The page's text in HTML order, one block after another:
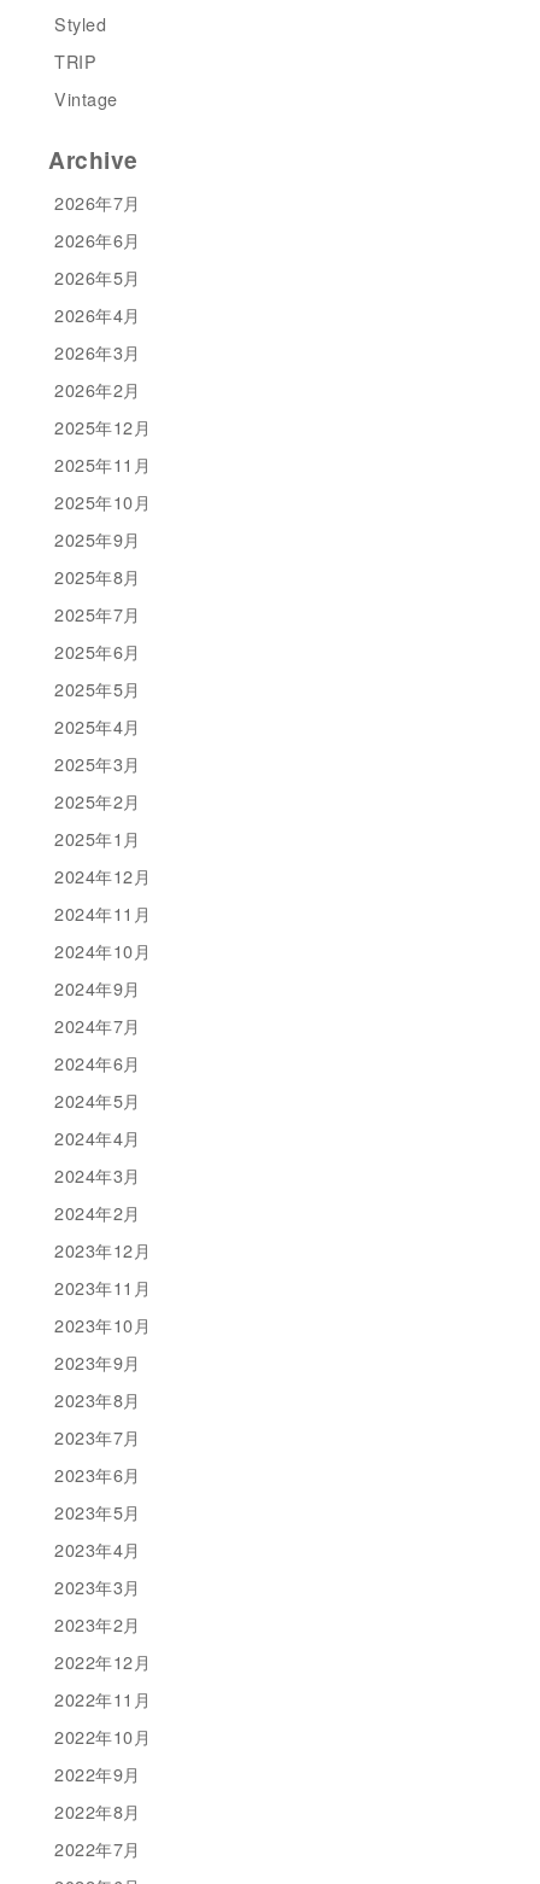
Styled
TRIP
Vintage
Archive
2026年7月
2026年6月
2026年5月
2026年4月
2026年3月
2026年2月
2025年12月
2025年11月
2025年10月
2025年9月
2025年8月
2025年7月
2025年6月
2025年5月
2025年4月
2025年3月
2025年2月
2025年1月
2024年12月
2024年11月
2024年10月
2024年9月
2024年7月
2024年6月
2024年5月
2024年4月
2024年3月
2024年2月
2023年12月
2023年11月
2023年10月
2023年9月
2023年8月
2023年7月
2023年6月
2023年5月
2023年4月
2023年3月
2023年2月
2022年12月
2022年11月
2022年10月
2022年9月
2022年8月
2022年7月